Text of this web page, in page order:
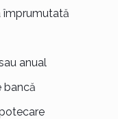
împrumutată
anual
bancă